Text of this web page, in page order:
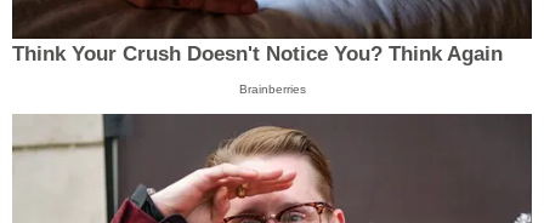
Think Your Crush Doesn't Notice You? Think Again
Brainberries